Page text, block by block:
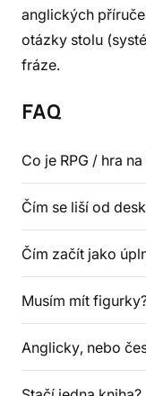
anglických
otázky stolu
fráze.
FAQ
Co je RPG / hra
Čím se liší od
Čím začít jako
Musím mít
Anglicky, nebo